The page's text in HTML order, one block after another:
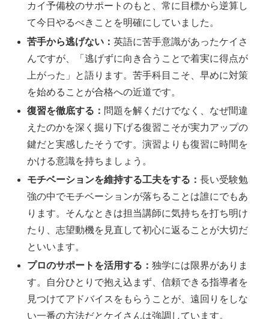
カイ予備校のサポートのもと、常に目標から逆算し
て今日やるべきことを明確にしていました。
苦手から逃げない：英語に苦手意識があったケイさ
んですが、「逃げずに向き合うことで着実に得点が
上がった」と語ります。苦手科目こそ、早めに対策
を始めることが合格への近道です。
復習を徹底する： 問題を解くだけでなく、なぜ間違
えたのかを深く掘り下げる復習こそが実力アップの
鍵だと実感したそうです。演習よりも復習に時間を
かける意識を持ちましょう。
モチベーションを維持する工夫をする：長い受験勉
強の中でモチベーションが落ちることは誰にでもあ
ります。そんなときは担当講師に気持ちを打ち明け
たり、志望動機を見直して初心に返ることが大切だ
といいます。
プロのサポートを活用する：独学には限界がありま
す。自分ひとりで抱え込まず、信頼できる指導者を
見つけてアドバイスをもらうことが、遠回りをしな
い一番の方法だとケイさんは強調しています。